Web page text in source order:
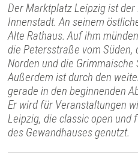
Der Marktplatz Leipzig ist
Innenstadt. An seinem
Alte Rathaus. Auf ihm
die Petersstraße vom Süden,
Norden und die Grimmaische
Außerdem ist durch den
gerade in den beginnenden
Er wird für Veranstaltungen
Leipzig, die classic open und
des Gewandhauses genutzt.